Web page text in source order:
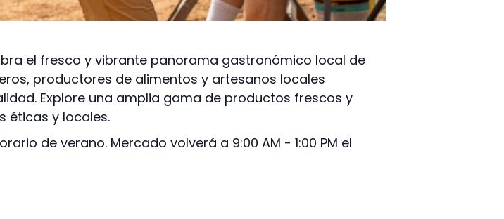
el fresco y vibrante panorama gastronómico local de
productores de alimentos y artesanos locales
Explore una amplia gama de productos frescos y
éticas y locales.
de verano. Mercado volverá a 9:00 AM - 1:00 PM el